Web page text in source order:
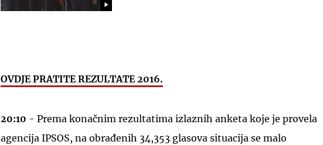
OVDJE PRATITE REZULTATE 2016.
20:10 - Prema konačnim rezultatima izlaznih anketa koje je provela
agencija IPSOS, na obrađenih 34,353 glasova situacija se malo